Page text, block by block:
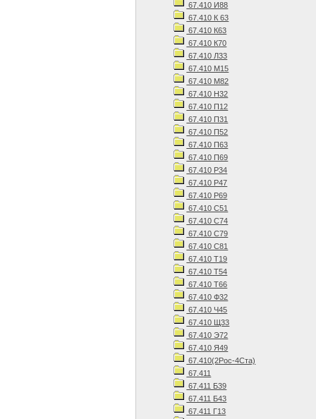
67.410 И88
67.410 К 63
67.410 К63
67.410 К70
67.410 Л33
67.410 М15
67.410 М82
67.410 Н32
67.410 П12
67.410 П31
67.410 П52
67.410 П63
67.410 П69
67.410 Р34
67.410 Р47
67.410 Р69
67.410 С51
67.410 С74
67.410 С79
67.410 С81
67.410 Т19
67.410 Т54
67.410 Т66
67.410 Ф32
67.410 Ч45
67.410 Щ33
67.410 Э72
67.410 Я49
67.410(2Рос-4Ста)
67.411
67.411 Б39
67.411 Б43
67.411 Г13